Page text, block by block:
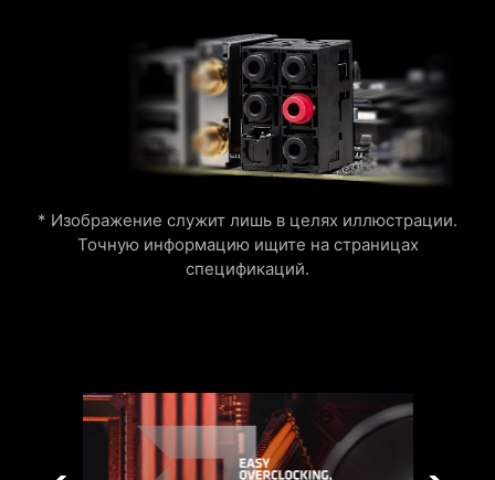
* Изображение служит лишь в целях иллюстрации.
Точную информацию ищите на страницах
спецификаций.
подсветкой первого и второго поколений.
* При использовании устройств с адресуемой
подсветкой 2-го поколения поддерживаются только
7 визуальных тем.